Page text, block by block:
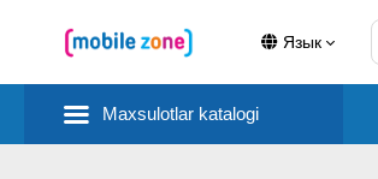
Язык
Maxsulotlar katalogi